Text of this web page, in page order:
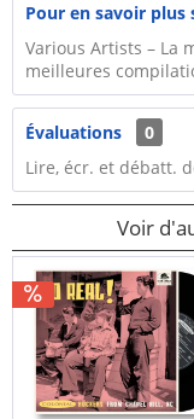
Pour en savoir plus
Various Artists – La
meilleures
Évaluations
0
Lire, écr. et débatt.
Voir